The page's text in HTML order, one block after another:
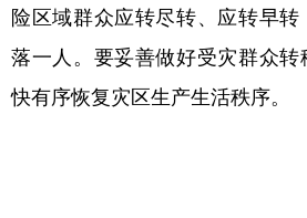
English Español
Русский язык
险区域群众应转尽转、应转早
落一人。要妥善做好受灾群众
快有序恢复灾区生产生活秩序。